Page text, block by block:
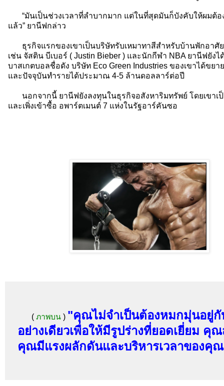
“มันเป็นช่วงเวลาที่ลำบากมาก แต่ในที่สุดมันก็บังคับให้ผมต้อง
แล้ว” ยานีฟกล่าว
ธุรกิจแรกของเขาเป็นบริษัทรับเหมาทาสีสำหรับบ้านพักอาศั
เช่น จัสติน บีเบอร์ ( Justin Bieber ) และนักกีฬา NBA ยานีฟยัง
บาสเกตบอลชื่อดัง บริษัท Eco Green Industries ของเขาได้ข
และปัจจุบันทำรายได้ประมาณ 4-5 ล้านดอลลาร์ต่อปี
นอกจากนี้ ยานีฟยังลงทุนในธุรกิจอสังหาริมทรัพย์ โดยเขาเ
และเพิ่งเข้าซื้อ อพาร์ตเมนต์ 7 แห่งในรัฐอาร์คันซอ
( ภาพบน ) "คุณไม่จำเป็นต้องหมกมุ่นอยู่
อย่างเดียวเพื่อให้มีรูปร่างที่ยอดเยี่ยม
คุณมีแรงผลักดันและบริหารเวลาของคุ